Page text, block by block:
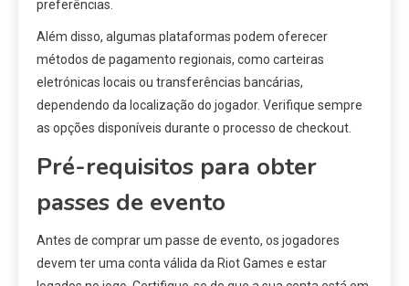
preferências.
Além disso, algumas plataformas podem oferecer
métodos de pagamento regionais, como carteiras
eletrónicas locais ou transferências bancárias,
dependendo da localização do jogador. Verifique sempre
as opções disponíveis durante o processo de checkout.
Pré-requisitos para obter
passes de evento
Antes de comprar um passe de evento, os jogadores
devem ter uma conta válida da Riot Games e estar